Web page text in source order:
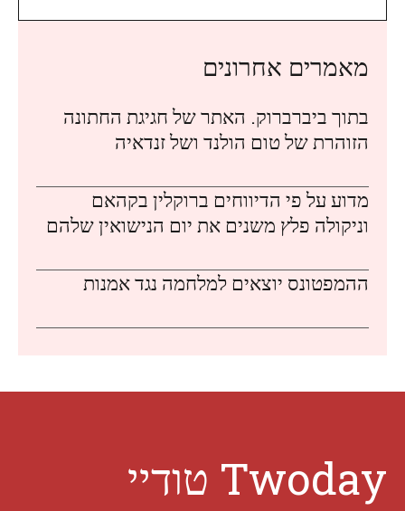
מאמרים אחרונים
בתוך ביברברוק. האתר של חגיגת החתונה
הזוהרת של טום הולנד ושל זנדאיה
מדוע על פי הדיווחים ברוקלין בקהאם
וניקולה פלץ משנים את יום הנישואין שלהם
ההמפטונס יוצאים למלחמה נגד אמנות
Twoday טודיי